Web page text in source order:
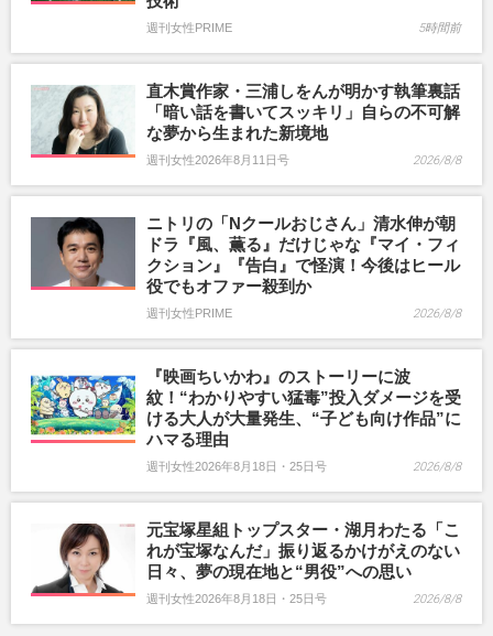
週刊女性PRIME 5時間前
直木賞作家・三浦しをんが明かす執筆裏話
「暗い話を書いてスッキリ」自らの不可解
な夢から生まれた新境地
週刊女性2026年8月11日号 2026/8/8
ニトリの「Nクールおじさん」清水伸が朝
ドラ『風、薫る』だけじゃな『マイ・フィ
クション』『告白』で怪演！今後はヒール
役でもオファー殺到か
週刊女性PRIME 2026/8/8
『映画ちいかわ』のストーリーに波
紋！“わかりやすい猛毒”投入ダメージを受
ける大人が大量発生、“子ども向け作品”に
ハマる理由
週刊女性2026年8月18日・25日号 2026/8/8
元宝塚星組トップスター・湖月わたる「こ
れが宝塚なんだ」振り返るかけがえのない
日々、夢の現在地と“男役”への思い
週刊女性2026年8月18日・25日号 2026/8/8